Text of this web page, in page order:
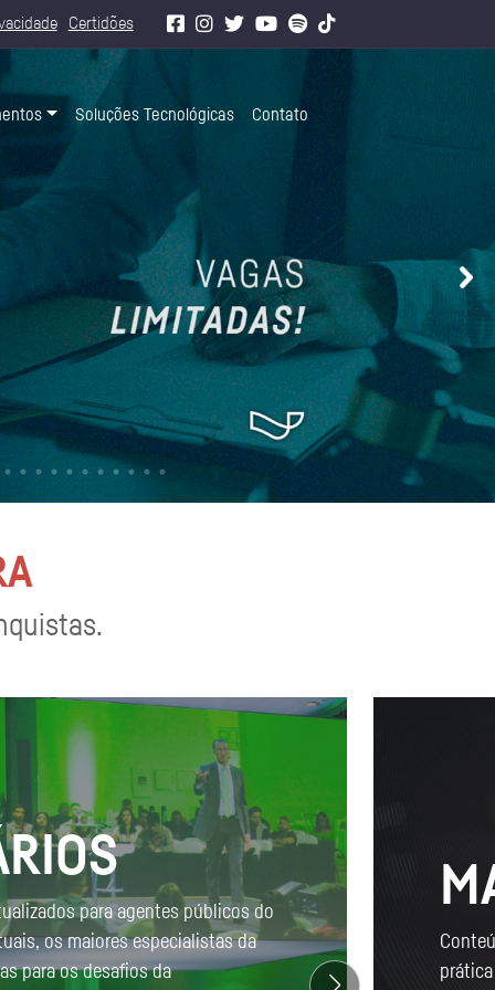
Certidões
Soluções Tecnológicas Contato
para agentes públicos do
os maiores especialistas da
para os desafios da